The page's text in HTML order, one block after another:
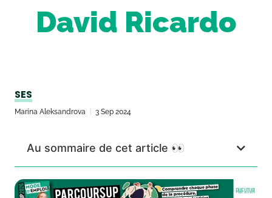
David Ricardo
SES
Marina Aleksandrova 3 Sep 2024
Au sommaire de cet article 👀